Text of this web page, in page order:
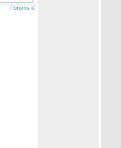
Forums ©